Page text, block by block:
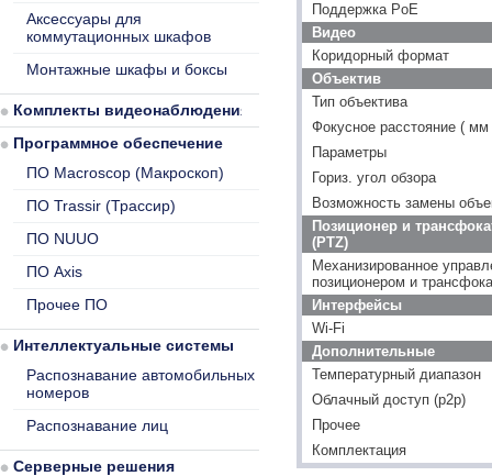
Поддержка PoE
Видео
Коридорный формат
Объектив
Тип объектива
Фокусное расстояние ( мм
Параметры
Гориз. угол обзора
Возможность замены
Позиционер и
(PTZ)
Механизированное
позиционером и
Интерфейсы
Wi-Fi
Дополнительные
Температурный диапазон
Облачный доступ (p2p)
Прочее
Комплектация
Аксессуары для
коммутационных шкафов
Монтажные шкафы и боксы
Комплекты видеонаблюдения
Программное обеспечение
ПО Macroscop (Макроскоп)
ПО Trassir (Трассир)
ПО NUUO
ПО Axis
Прочее ПО
Интеллектуальные системы
Распознавание автомобильных
номеров
Распознавание лиц
Серверные решения